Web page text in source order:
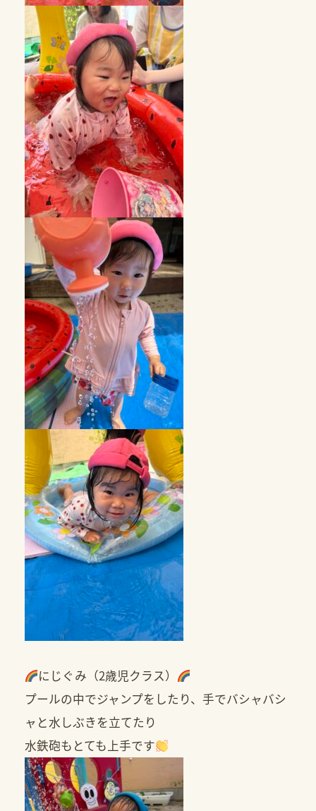
にじぐみ（2歳児クラス）
プールの中でジャンプをしたり、手でバシャバシ
ャと水しぶきを立てたり
水鉄砲もとても上手です